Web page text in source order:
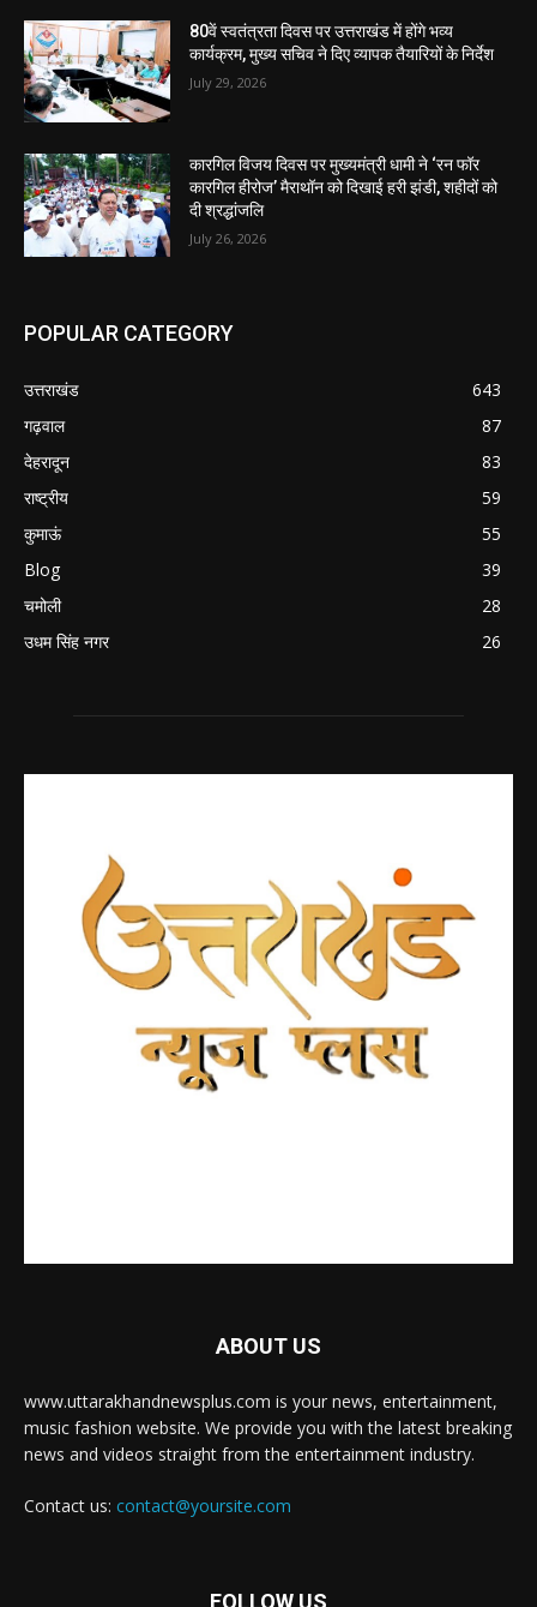
80वें स्वतंत्रता दिवस पर उत्तराखंड में होंगे भव्य
कार्यक्रम, मुख्य सचिव ने दिए व्यापक तैयारियों के निर्देश
July 29, 2026
कारगिल विजय दिवस पर मुख्यमंत्री धामी ने ‘रन फॉर
कारगिल हीरोज’ मैराथॉन को दिखाई हरी झंडी, शहीदों को
दी श्रद्धांजलि
July 26, 2026
POPULAR CATEGORY
उत्तराखंड
643
गढ़वाल
87
देहरादून
83
राष्ट्रीय
59
कुमाऊं
55
Blog
39
चमोली
28
उधम सिंह नगर
26
ABOUT US
www.uttarakhandnewsplus.com is your news, entertainment,
music fashion website. We provide you with the latest breaking
news and videos straight from the entertainment industry.
Contact us: contact@yoursite.com
FOLLOW US